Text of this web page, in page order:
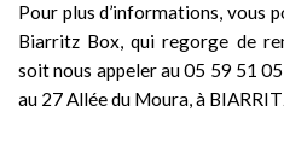
Pour plus d’informations, vous
Biarritz Box, qui regorge de
soit nous appeler au 05 59 51
au 27 Allée du Moura, à